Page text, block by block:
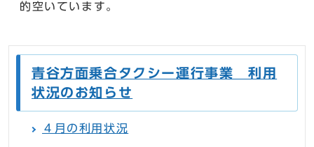
的空いています。
青谷方面乗合タクシー運行事業 利用
状況のお知らせ
４月の利用状況